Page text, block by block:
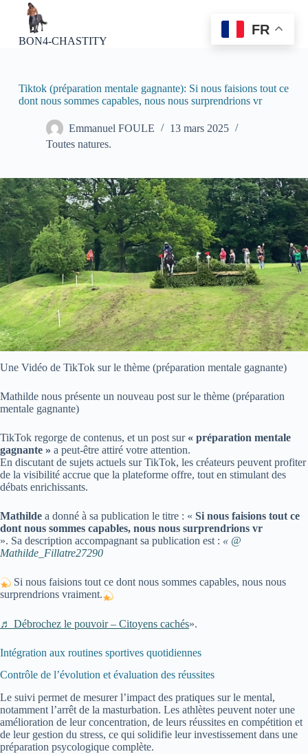
u
u
BON4-CHASTITY
Tiktok (préparation mentale gagnante): Si nous faisions tout ce
dont nous sommes capables, nous nous surprendrions vr
Emmanuel FOULE
13 mars 2025
Toutes natures.
Une Vidéo de TikTok sur le thème (préparation mentale gagnante)
Mathilde nous présente un nouveau post sur le thème (préparation
mentale gagnante)
TikTok regorge de contenus, et un post sur « préparation mentale
gagnante » a peut-être attiré votre attention.
En discutant de sujets actuels sur TikTok, les créateurs peuvent profiter
de la visibilité accrue que la plateforme offre, tout en stimulant des
débats enrichissants.
Mathilde a donné à sa publication le titre : « Si nous faisions tout ce
dont nous sommes capables, nous nous surprendrions vr
». Sa description accompagnant sa publication est : « @
Mathilde_Fillatre27290
Si nous faisions tout ce dont nous sommes capables, nous nous
surprendrions vraiment.
♬ Débrochez le pouvoir – Citoyens cachés».
Intégration aux routines sportives quotidiennes
Contrôle de l’évolution et évaluation des réussites
Le suivi permet de mesurer l’impact des pratiques sur le mental,
notamment l’arrêt de la masturbation. Les athlètes peuvent noter une
amélioration de leur concentration, de leurs réussites en compétition et
de leur gestion du stress, ce qui solidifie leur investissement dans une
préparation psycologique complète.
FR